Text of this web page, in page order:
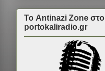
Το Antinazi Zone στο
portokaliradio.gr